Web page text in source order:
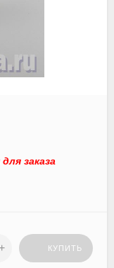
заказа
+ КУПИТЬ